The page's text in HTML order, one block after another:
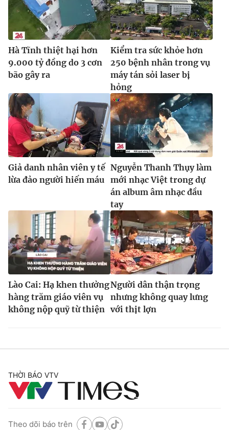
® Cấm sao chép dưới mọi hình thức nếu không có sự chấp
thuận bằng văn bản. Ghi rõ nguồn VTV.vn khi phát hành lại
thông tin từ website này.
Hà Tĩnh thiệt hại hơn
9.000 tỷ đồng do 3 cơn
bão gây ra
Kiểm tra sức khỏe hơn
250 bệnh nhân trong vụ
máy tán sỏi laser bị
hỏng
Giả danh nhân viên y tế
lừa đảo người hiến máu
Nguyễn Thanh Thụy làm
mới nhạc Việt trong dự
án album âm nhạc đầu
tay
Lào Cai: Hạ khen thưởng
hàng trăm giáo viên vụ
không nộp quỹ từ thiện
Người dân thận trọng
nhưng không quay lưng
với thịt lợn
THỜI BÁO VTV
Theo dõi báo trên